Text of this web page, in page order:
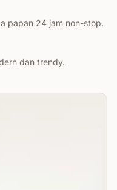
papan 24 jam non-stop.
dan trendy.